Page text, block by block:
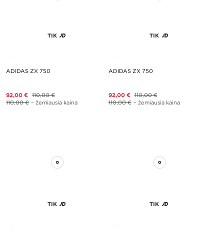
TIK
ADIDAS ZX 750
92,00 € 110,00 €
110,00 € – žemiausia kaina
TIK
ADIDAS ZX 750
92,00 € 110,00 €
110,00 € – žemiausia kaina
TIK TIK